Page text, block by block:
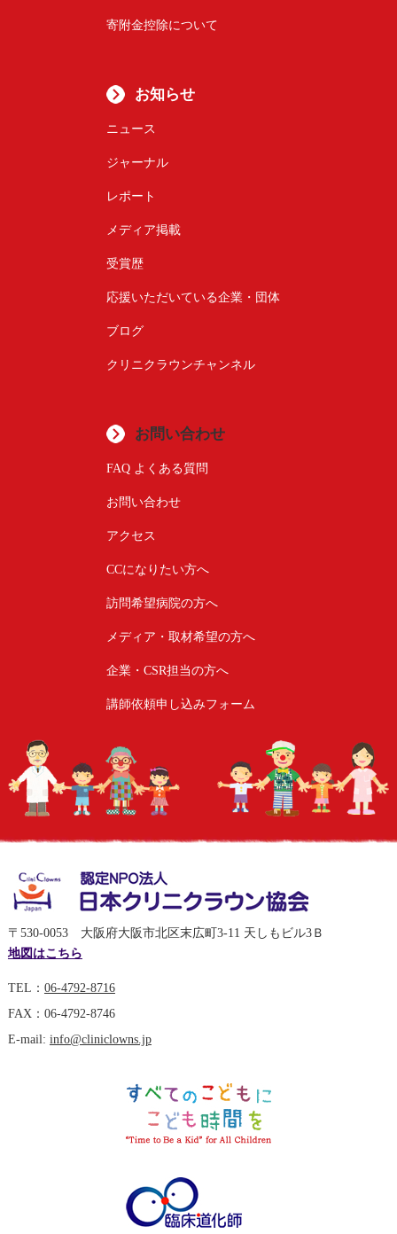
寄附金控除について
お知らせ
ニュース
ジャーナル
レポート
メディア掲載
受賞歴
応援いただいている企業・団体
ブログ
クリニクラウンチャンネル
お問い合わせ
FAQ よくある質問
お問い合わせ
アクセス
CCになりたい方へ
訪問希望病院の方へ
メディア・取材希望の方へ
企業・CSR担当の方へ
講師依頼申し込みフォーム
〒530-0053 大阪府大阪市北区末広町3-11 天しもビル3Ｂ
地図はこちら
TEL： 06-4792-8716
FAX：06-4792-8746
E-mail: info@cliniclowns.jp